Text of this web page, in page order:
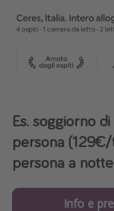
Es. soggiorno
persona
persona a
Info e